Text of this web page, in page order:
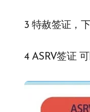
3 特赦签证，
4 ASRV签证